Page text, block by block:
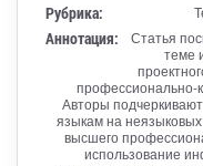
Рубрика:
Аннотация:
Статья
теме
профессионально-
Авторы
языкам на
высшего
использование